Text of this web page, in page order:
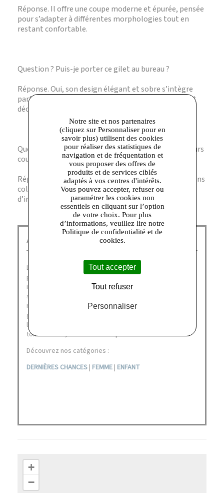
Réponse. Il offre une coupe moderne et épurée, pensée
pour s’adapter à différentes morphologies tout en
restant confortable.
Question ? Puis-je porter ce gilet au bureau ?
Réponse. Oui, son design élégant et sobre s’intègre
parfaitement dans une tenue professionnelle chic et
décontractée.
Question ? Le gilet Tobay est-il disponible en plusieurs
couleurs ?
Réponse. Cette fiche ne mentionne pas de déclinaisons
colorées, merci de consulter la boutique pour plus
d’informations.
American Vintage Corbeil :
La marque American Vintage outlet a été fondée en 2005
par Michaël Azoulay. A la recherche d’un concept
innovant pour lancer sa nouvelle marque, M. Azoulay
s’inspire fortement de ses voyages aux Etats-Unis pour
revisiter le t-shirt basique, l’un des produits phare de la
griffe American Vintage outlet. Il pose alors les bases de
la maison : coton gratté, roulotté, coupé à vif, pour un
tombé loose, si cher à la marque.
Découvrez nos catégories :
DERNIÈRES CHANCES | FEMME | ENFANT
+
−
Notre site et nos partenaires
(cliquez sur Personnaliser pour en
savoir plus) utilisent des cookies
pour réaliser des statistiques de
navigation et de fréquentation et
vous proposer des offres de
produits et de services ciblés
adaptés à vos centres d'intérêts.
Vous pouvez accepter, refuser ou
paramétrer les cookies non
essentiels en cliquant sur l’option
de votre choix. Pour plus
d’informations, veuillez lire notre
Politique de confidentialité et de
cookies.
Tout accepter
Tout refuser
Personnaliser